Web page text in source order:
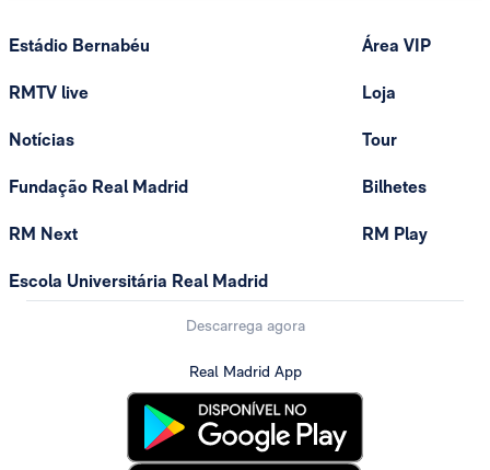
Estádio Bernabéu
RMTV live
Notícias
Fundação Real Madrid
RM Next
Escola Universitária Real Madrid
Área VIP
Loja
Tour
Bilhetes
RM Play
Descarrega agora
Real Madrid App